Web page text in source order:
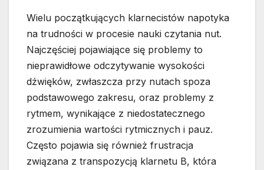
Wielu początkujących klarnecistów napotyka
na trudności w procesie nauki czytania nut.
Najczęściej pojawiające się problemy to
nieprawidłowe odczytywanie wysokości
dźwięków, zwłaszcza przy nutach spoza
podstawowego zakresu, oraz problemy z
rytmem, wynikające z niedostatecznego
zrozumienia wartości rytmicznych i pauz.
Często pojawia się również frustracja
związana z transpozycją klarnetu B, która